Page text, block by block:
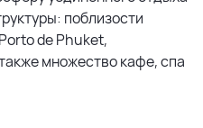
поблизости
de Phuket,
множество кафе, спа